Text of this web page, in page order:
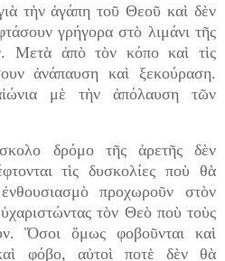
τὴν ἀγάπη τοῦ Θεοῦ καὶ δὲν
γρήγορα στὸ λιμάνι τῆς
Μετὰ ἀπὸ τὸν κόπο καὶ τὶς
ἀνάπαυση καὶ ξεκούραση.
μὲ τὴν ἀπόλαυση τῶν
δρόμο τῆς ἀρετῆς δὲν
τὶς δυσκολίες ποὺ θὰ
προχωροῦν στὸν
τὸν Θεὸ ποὺ τοὺς
Ὅσοι ὅμως φοβοῦνται καὶ
φόβο, αὐτοὶ ποτὲ δὲν θὰ